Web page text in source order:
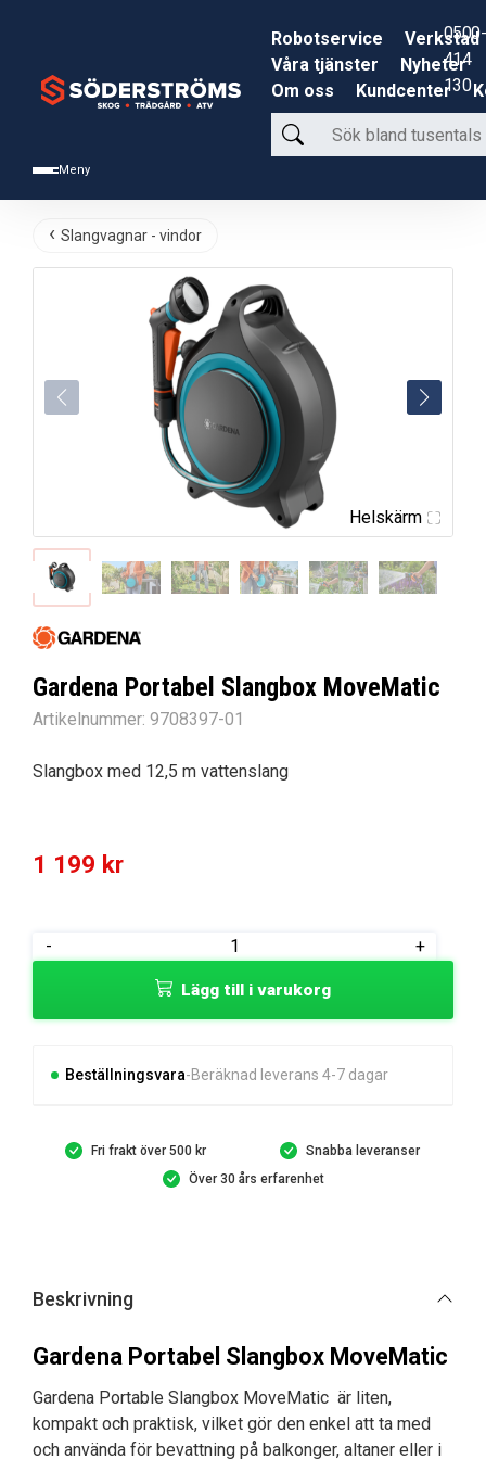
Meny
Robotservice
Verkstad
Våra tjänster
Nyheter
Om oss
Kundcenter
Sök
bland
produkter
0500-
414
130
Slangvagnar - vindor
Helskärm
Gardena Portabel Slangbox MoveMatic
Artikelnummer: 9708397-01
Slangbox med 12,5 m vattenslang
1 199 kr
-
Gardena
Portabel
MoveMatic
+
Lägg till i varukorg
Beställningsvara Beräknad leverans 4-7 dagar
Fri frakt över 500 kr
Snabba leveranser
Över 30 års erfarenhet
Beskrivning
Gardena Portabel Slangbox MoveMatic
Gardena Portable Slangbox MoveMatic är liten,
kompakt och praktisk, vilket gör den enkel att ta med
och använda för bevattning på balkonger, altaner eller i